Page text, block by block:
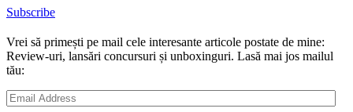
Subscribe
Vrei să primești pe mail cele interesante articole postate de mine:
Review-uri, lansări concursuri și unboxinguri. Lasă mai jos mailul
tău:
Email